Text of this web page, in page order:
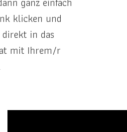
klicken und
in das
mit Ihrem/r